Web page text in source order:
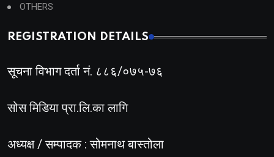
OTHERS
REGISTRATION DETAILS
सूचना विभाग दर्ता नं. ८८६/०७५-७६
सोस मिडिया प्रा.लि.का लागि
अध्यक्ष / सम्पादक : सोमनाथ बास्तोला